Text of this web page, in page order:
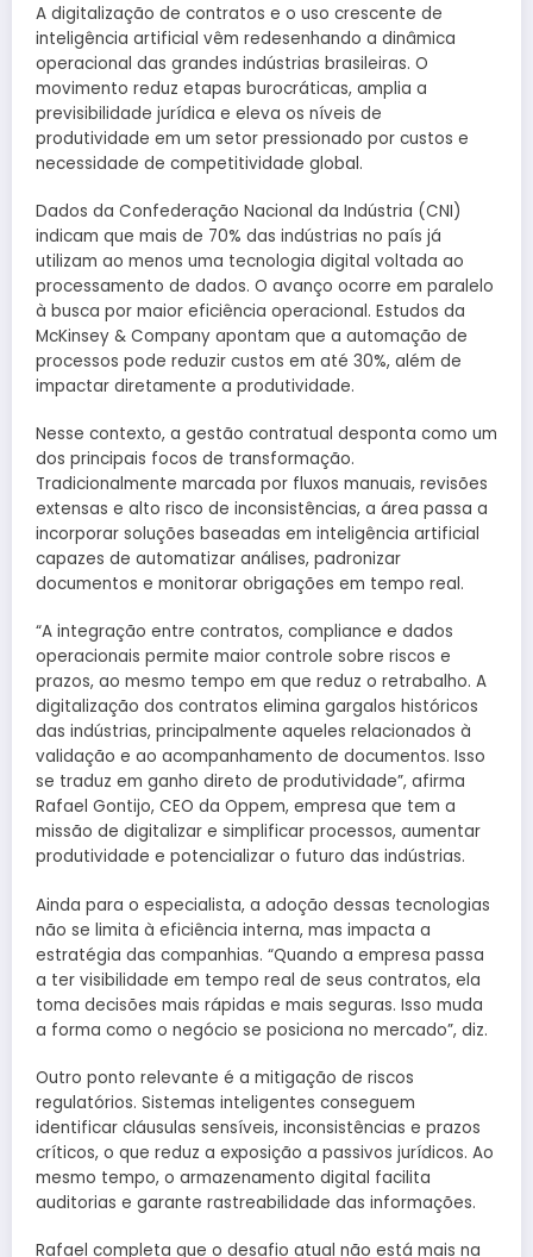
A digitalização de contratos e o uso crescente de
inteligência artificial vêm redesenhando a dinâmica
operacional das grandes indústrias brasileiras. O
movimento reduz etapas burocráticas, amplia a
previsibilidade jurídica e eleva os níveis de
produtividade em um setor pressionado por custos e
necessidade de competitividade global.
Dados da Confederação Nacional da Indústria (CNI)
indicam que mais de 70% das indústrias no país já
utilizam ao menos uma tecnologia digital voltada ao
processamento de dados. O avanço ocorre em paralelo
à busca por maior eficiência operacional. Estudos da
McKinsey & Company apontam que a automação de
processos pode reduzir custos em até 30%, além de
impactar diretamente a produtividade.
Nesse contexto, a gestão contratual desponta como um
dos principais focos de transformação.
Tradicionalmente marcada por fluxos manuais, revisões
extensas e alto risco de inconsistências, a área passa a
incorporar soluções baseadas em inteligência artificial
capazes de automatizar análises, padronizar
documentos e monitorar obrigações em tempo real.
“A integração entre contratos, compliance e dados
operacionais permite maior controle sobre riscos e
prazos, ao mesmo tempo em que reduz o retrabalho. A
digitalização dos contratos elimina gargalos históricos
das indústrias, principalmente aqueles relacionados à
validação e ao acompanhamento de documentos. Isso
se traduz em ganho direto de produtividade”, afirma
Rafael Gontijo, CEO da Oppem, empresa que tem a
missão de digitalizar e simplificar processos, aumentar
produtividade e potencializar o futuro das indústrias.
Ainda para o especialista, a adoção dessas tecnologias
não se limita à eficiência interna, mas impacta a
estratégia das companhias. “Quando a empresa passa
a ter visibilidade em tempo real de seus contratos, ela
toma decisões mais rápidas e mais seguras. Isso muda
a forma como o negócio se posiciona no mercado”, diz.
Outro ponto relevante é a mitigação de riscos
regulatórios. Sistemas inteligentes conseguem
identificar cláusulas sensíveis, inconsistências e prazos
críticos, o que reduz a exposição a passivos jurídicos. Ao
mesmo tempo, o armazenamento digital facilita
auditorias e garante rastreabilidade das informações.
Rafael completa que o desafio atual não está mais na